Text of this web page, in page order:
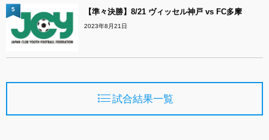
【準々決勝】8/21 ヴィッセル神戸 vs FC多摩
2023年8月21日
5
試合結果一覧